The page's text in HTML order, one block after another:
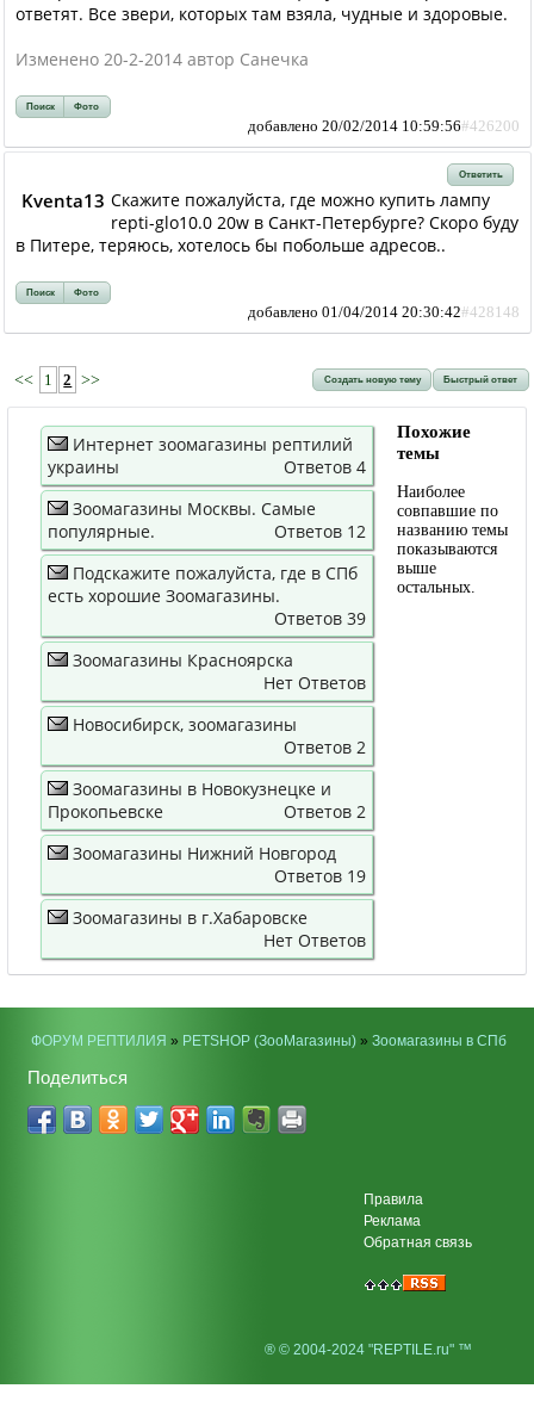
ответят. Все звери, которых там взяла, чудные и здоровые.
Изменено 20-2-2014 автор Санечка
Поиск Фото
добавлено 20/02/2014 10:59:56#426200
Ответить
Kventa13 Скажите пожалуйста, где можно купить лампу
repti-glo10.0 20w в Санкт-Петербурге? Скоро буду
в Питере, теряюсь, хотелось бы побольше адресов..
Поиск Фото
добавлено 01/04/2014 20:30:42#428148
<< 1 2 >> Создать новую тему Быстрый ответ
Интернет зоомагазины рептилий
украины
Ответов 4
Зоомагазины Москвы. Самые
популярные.
Ответов 12
Подскажите пожалуйста, где в СПб
есть хорошие Зоомагазины.
Ответов 39
Зоомагазины Красноярска
Нет Ответов
Новосибирск, зоомагазины
Ответов 2
Зоомагазины в Новокузнецке и
Прокопьевске
Ответов 2
Зоомагазины Нижний Новгород
Ответов 19
Зоомагазины в г.Хабаровске
Нет Ответов
Похожие
темы
Наиболее
совпавшие по
названию темы
показываются
выше
остальных.
ФОРУМ РЕПТИЛИЯ » PETSHOP (ЗооМагазины)» Зоомагазины в СПб
Поделиться
Правила
Реклама
Обратная связь
® © 2004-2024 "REPTILE.ru" ™